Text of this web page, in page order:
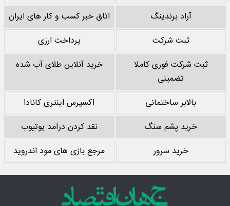
آراد برندینگ
اتاق خبر کسب و کار های ایران
ثبت شرکت
پرداخت ارزی
ثبت شرکت فوری کاملا
تضمینی
خرید آنلاین طلای آب شده
بالابر ساختمانی
اکسپرس اینتری کانادا
خرید پشم سنگ
نقد کردن درآمد یوتیوب
خرید سرور
مرجع بازی های مود اندروید